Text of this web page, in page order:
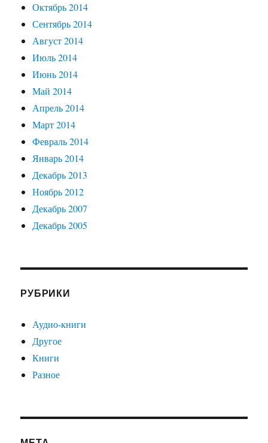
Октябрь 2014
Сентябрь 2014
Август 2014
Июль 2014
Июнь 2014
Май 2014
Апрель 2014
Март 2014
Февраль 2014
Январь 2014
Декабрь 2013
Ноябрь 2012
Декабрь 2007
Декабрь 2005
РУБРИКИ
Аудио-книги
Другое
Книги
Разное